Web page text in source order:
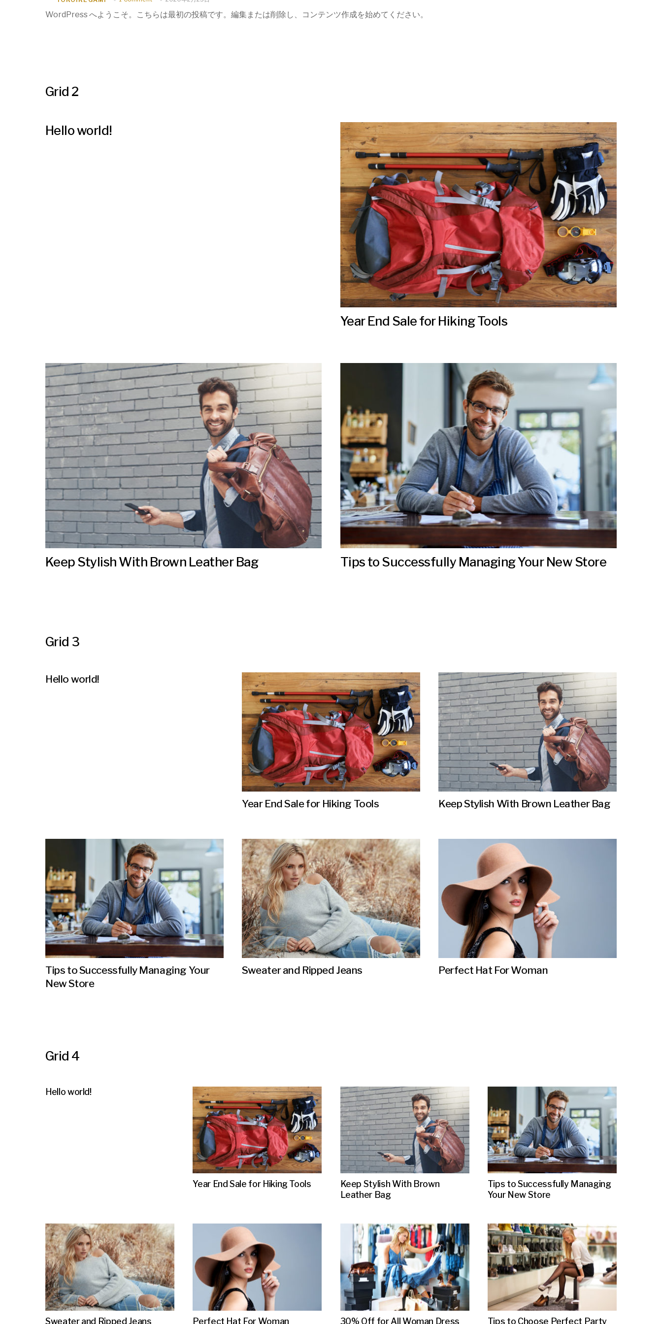
WordPress へようこそ。こちらは最初の投稿です。編集または削除し、コンテンツ作成を始めてください。
Grid 2
Hello world!
Year End Sale for Hiking Tools
Keep Stylish With Brown Leather Bag Tips to Successfully Managing Your New Store
Grid 3
Hello world!
Year End Sale for Hiking Tools Keep Stylish With Brown Leather Bag
Tips to Successfully Managing Your
New Store
Sweater and Ripped Jeans Perfect Hat For Woman
Grid 4
Hello world!
Year End Sale for Hiking Tools
Keep Stylish With Brown
Leather Bag
Tips to Successfully Managing
Your New Store
Sweater and Ripped Jeans Perfect Hat For Woman 30% Off for All Woman Dress
Tips to Choose Perfect Party